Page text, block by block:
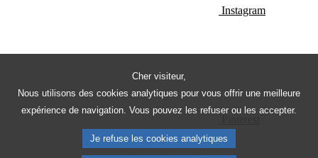
Cher visiteur,
Nous utilisons des cookies analytiques pour vous offrir une meilleure
expérience de navigation. Vous pouvez les refuser ou les accepter.
Je refuse les cookies analytiques
Instagram